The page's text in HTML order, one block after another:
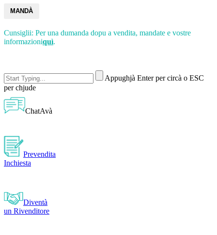
MANDÀ
Cunsiglii: Per una dumanda dopu a vendita, mandate e vostre
informazioniquì.
Appughjà Enter per circà o ESC
per chjude
ChatAvà
Prevendita
Inchiesta
Diventà
un Rivenditore